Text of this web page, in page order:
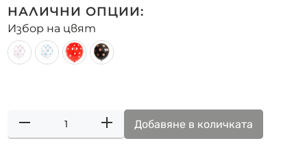
НАЛИЧНИ ОПЦИИ:
Избор на цвят
Добавяне в количката